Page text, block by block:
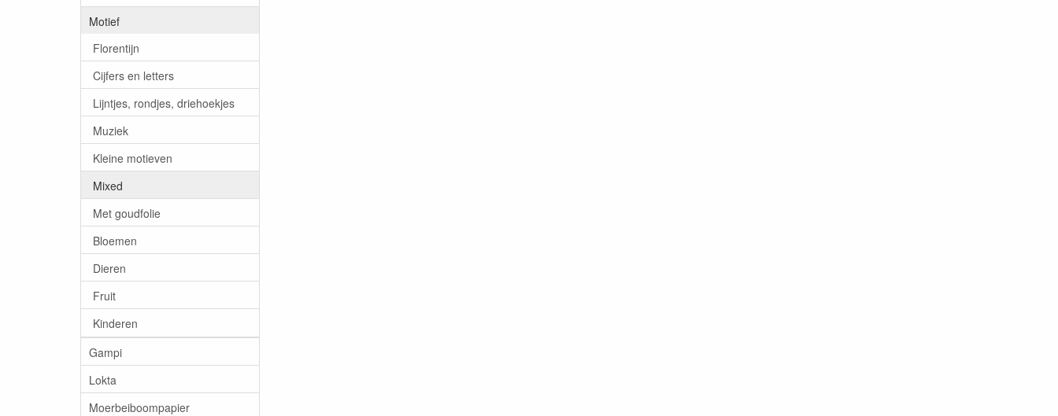
Motief
Florentijn
Cijfers en letters
Lijntjes, rondjes, driehoekjes
Muziek
Kleine motieven
Mixed
Met goudfolie
Bloemen
Dieren
Fruit
Kinderen
Gampi
Lokta
Moerbeiboompapier